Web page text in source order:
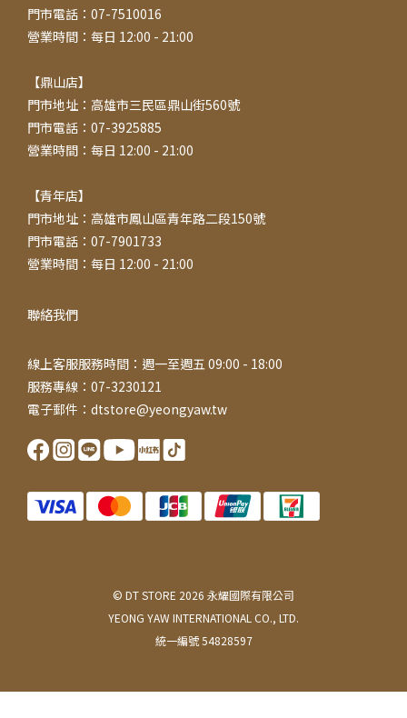
門市電話：07-7510016
營業時間：每日 12:00 - 21:00
【鼎山店】
門市地址：高雄市三民區鼎山街560號
門市電話：07-3925885
營業時間：每日 12:00 - 21:00
【青年店】
門市地址：高雄市鳳山區青年路二段150號
門市電話：07-7901733
營業時間：每日 12:00 - 21:00
聯絡我們
線上客服服務時間：週一至週五 09:00 - 18:00
服務專線：07-3230121
電子郵件：dtstore@yeongyaw.tw
© DT STORE 2026 永耀國際有限公司
YEONG YAW INTERNATIONAL CO., LTD.
統一編號 54828597